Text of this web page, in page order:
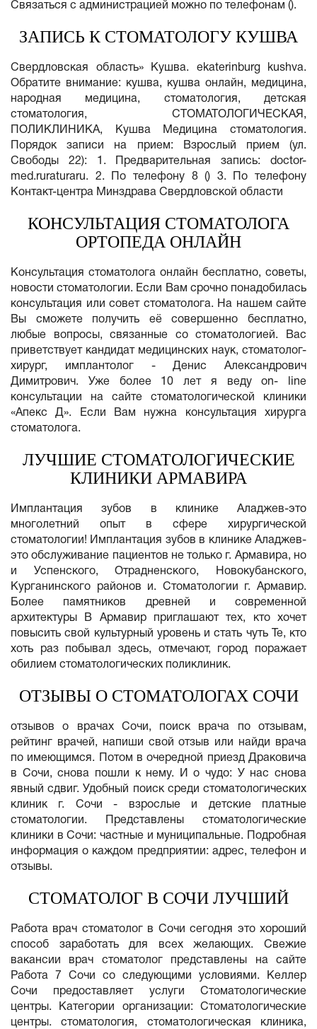
Связаться с администрацией можно по телефонам ().
ЗАПИСЬ К СТОМАТОЛОГУ КУШВА
Свердловская область» Кушва. ekaterinburg kushva.
Обратите внимание: кушва, кушва онлайн, медицина,
народная медицина, стоматология, детская
стоматология, СТОМАТОЛОГИЧЕСКАЯ,
ПОЛИКЛИНИКА, Кушва Медицина стоматология.
Порядок записи на прием: Взрослый прием (ул.
Свободы 22): 1. Предварительная запись: doctor-
med.ruraturaru. 2. По телефону 8 () 3. По телефону
Контакт-центра Минздрава Свердловской области
КОНСУЛЬТАЦИЯ СТОМАТОЛОГА
ОРТОПЕДА ОНЛАЙН
Консультация стоматолога онлайн бесплатно, советы,
новости стоматологии. Если Вам срочно понадобилась
консультация или совет стоматолога. На нашем сайте
Вы сможете получить её совершенно бесплатно,
любые вопросы, связанные со стоматологией. Вас
приветствует кандидат медицинских наук, стоматолог-
хирург, имплантолог - Денис Александрович
Димитрович. Уже более 10 лет я веду on- line
консультации на сайте стоматологической клиники
«Апекс Д». Если Вам нужна консультация хирурга
стоматолога.
ЛУЧШИЕ СТОМАТОЛОГИЧЕСКИЕ
КЛИНИКИ АРМАВИРА
Имплантация зубов в клинике Аладжев-это
многолетний опыт в сфере хирургической
стоматологии! Имплантация зубов в клинике Аладжев-
это обслуживание пациентов не только г. Армавира, но
и Успенского, Отрадненского, Новокубанского,
Курганинского районов и. Стоматологии г. Армавир.
Более памятников древней и современной
архитектуры В Армавир приглашают тех, кто хочет
повысить свой культурный уровень и стать чуть Те, кто
хоть раз побывал здесь, отмечают, город поражает
обилием стоматологических поликлиник.
ОТЗЫВЫ О СТОМАТОЛОГАХ СОЧИ
отзывов о врачах Сочи, поиск врача по отзывам,
рейтинг врачей, напиши свой отзыв или найди врача
по имеющимся. Потом в очередной приезд Драковича
в Сочи, снова пошли к нему. И о чудо: У нас снова
явный сдвиг. Удобный поиск среди стоматологических
клиник г. Сочи - взрослые и детские платные
стоматологии. Представлены стоматологические
клиники в Сочи: частные и муниципальные. Подробная
информация о каждом предприятии: адрес, телефон и
отзывы.
СТОМАТОЛОГ В СОЧИ ЛУЧШИЙ
Работа врач стоматолог в Сочи сегодня это хороший
способ заработать для всех желающих. Свежие
вакансии врач стоматолог представлены на сайте
Работа 7 Сочи со следующими условиями. Келлер
Сочи предоставляет услуги Стоматологические
центры. Категории организации: Стоматологические
центры. стоматология, стоматологическая клиника,